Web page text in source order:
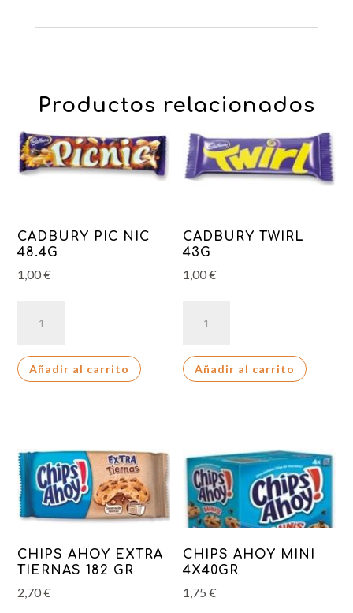
Productos relacionados
CADBURY PIC NIC
48.4G
1,00€
48.4G
Añadir al carrito
CADBURY TWIRL
43G
1,00€
TWIRL
cantidad
Añadir al carrito
CHIPS AHOY EXTRA
TIERNAS 182 GR
2,70€
CHIPS AHOY MINI
4X40GR
1,75€